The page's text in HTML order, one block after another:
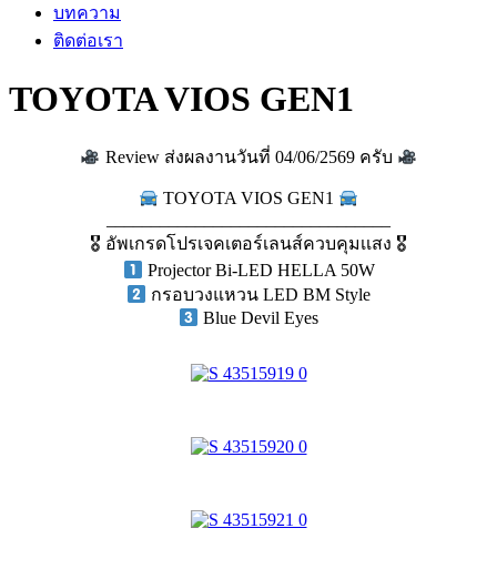
บทความ
ติดต่อเรา
TOYOTA VIOS GEN1
Review ส่งผลงานวันที่ 04/06/2569 ครับ
TOYOTA VIOS GEN1
🎖 อัพเกรดโปรเจคเตอร์เลนส์ควบคุมเเสง 🎖
Projector Bi-LED HELLA 50W
กรอบวงแหวน LED BM Style
Blue Devil Eyes